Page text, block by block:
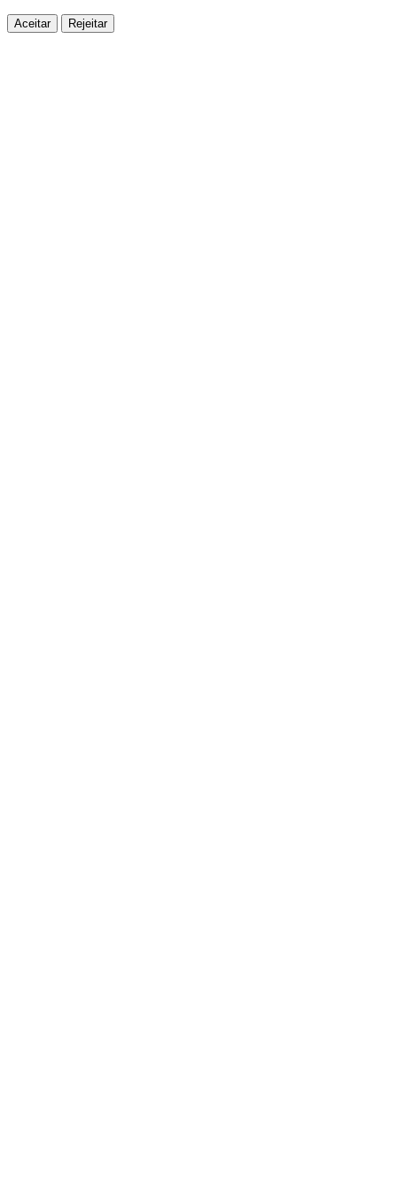
Aceitar Rejeitar